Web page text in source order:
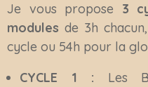
Je vous propose 3
modules de 3h
cycle ou 54h pour la
CYCLE 1 : Les